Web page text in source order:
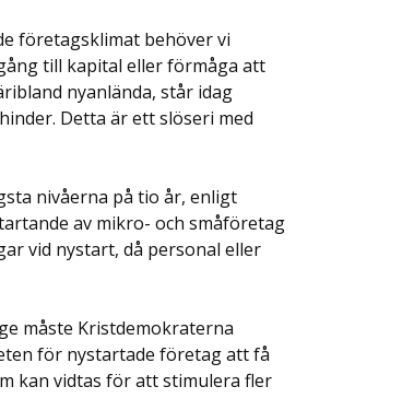
företagsklimat behöver vi
till kapital eller förmåga att
nyanlända, står idag
Detta är ett slöseri med
nivåerna på tio år, enligt
av mikro- och småföretag
vid nystart, då personal eller
måste Kristdemokraterna
för nystartade företag att få
kan vidtas för att stimulera fler